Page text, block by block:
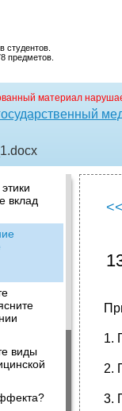
студентов.
предметов.
материал
.docx
под
вклад
виды
<<
1.
2.
3.